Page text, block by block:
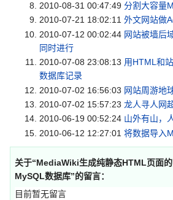
2010-08-31 00:47:49 分割大容量
2010-07-21 18:02:11 外文网站做
2010-07-12 00:02:44 网站被墙后
同时进行
2010-07-08 23:08:13 用HTML和
数据库记录
2010-07-02 16:56:03 网站周游地
2010-07-02 15:57:23 龙人寻人网
2010-06-19 00:52:24 山外有山，
2010-06-12 12:27:01 将数据导入
关于“MediaWiki生成纯静态HTML页面
MySQL数据库”的留言：
目前暂无留言